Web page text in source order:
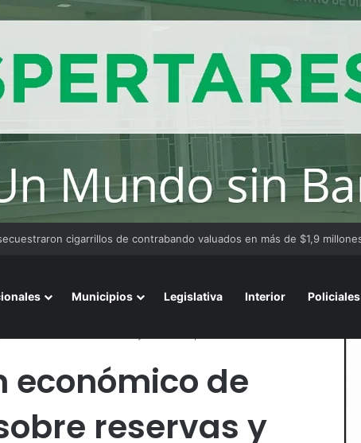
Municipios Legislativa Interior Policiales
económico de
reservas y